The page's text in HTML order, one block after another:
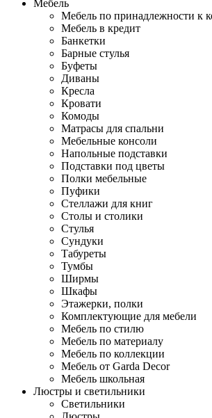
Мебель
Мебель по принадлежности к
Мебель в кредит
Банкетки
Барные стулья
Буфеты
Диваны
Кресла
Кровати
Комоды
Матрасы для спальни
Мебельные консоли
Напольные подставки
Подставки под цветы
Полки мебельные
Пуфики
Стеллажи для книг
Столы и столики
Стулья
Сундуки
Табуреты
Тумбы
Ширмы
Шкафы
Этажерки, полки
Комплектующие для мебели
Мебель по стилю
Мебель по материалу
Мебель по коллекции
Мебель от Garda Decor
Мебель школьная
Люстры и светильники
Светильники